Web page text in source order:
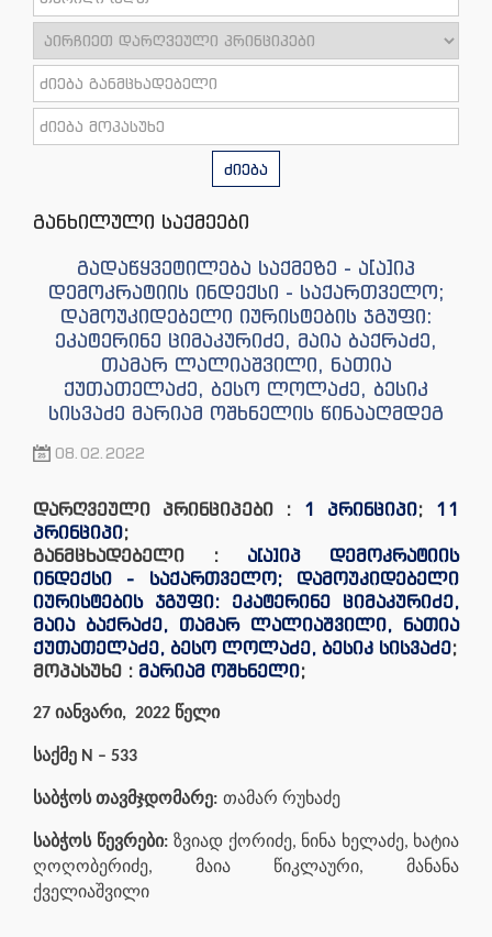
ძიება
განხილული საქმეები
გადაწყვეტილება საქმეზე - ა[ა]იპ
დემოკრატიის ინდექსი - საქართველო;
დამოუკიდებელი იურისტების ჯგუფი:
ეკატერინე ციმაკურიძე, მაია ბაქრაძე,
თამარ ლალიაშვილი, ნათია
ქუთათელაძე, ბესო ლოლაძე, ბესიკ
სისვაძე მარიამ ოშხნელის წინააღმდეგ
08.02.2022
დარღვეული პრინციპები : 1 პრინციპი; 11
პრინციპი;
განმცხადებელი : ა[ა]იპ დემოკრატიის
ინდექსი - საქართველო; დამოუკიდებელი
იურისტების ჯგუფი: ეკატერინე ციმაკურიძე,
მაია ბაქრაძე, თამარ ლალიაშვილი, ნათია
ქუთათელაძე, ბესო ლოლაძე, ბესიკ სისვაძე;
მოპასუხე : მარიამ ოშხნელი;
27 იანვარი, 2022 წელი
საქმე N – 533
საბჭოს თავმჯდომარე: თამარ რუხაძე
საბჭოს წევრები: ზვიად ქორიძე, ნინა ხელაძე, ხატია
ღოღობერიძე, მაია წიკლაური, მანანა
ქველიაშვილი